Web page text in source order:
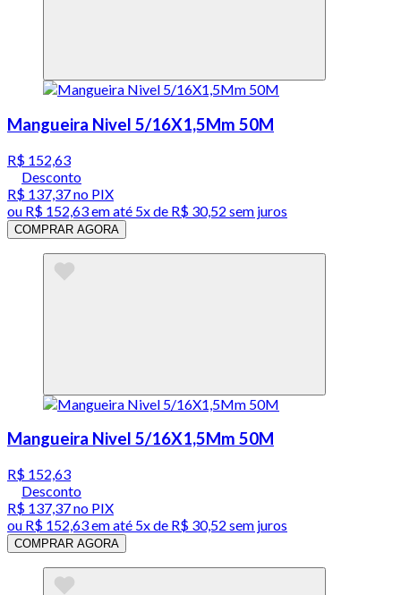
Mangueira Nivel 5/16X1,5Mm 50M
R$ 152,63
Desconto
R$ 137,37no PIX
ou R$ 152,63em até 5x de R$ 30,52 sem juros
COMPRAR AGORA
Mangueira Nivel 5/16X1,5Mm 50M
R$ 152,63
Desconto
R$ 137,37no PIX
ou R$ 152,63em até 5x de R$ 30,52 sem juros
COMPRAR AGORA